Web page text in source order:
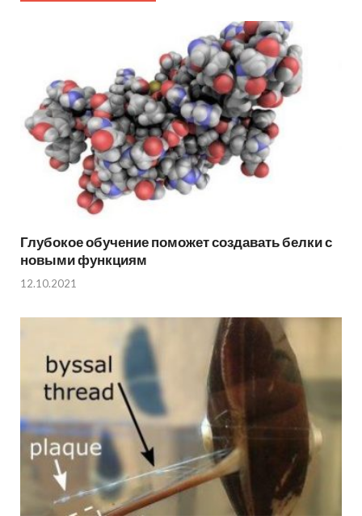
Глубокое обучение поможет создавать белки с
новыми функциям
12.10.2021